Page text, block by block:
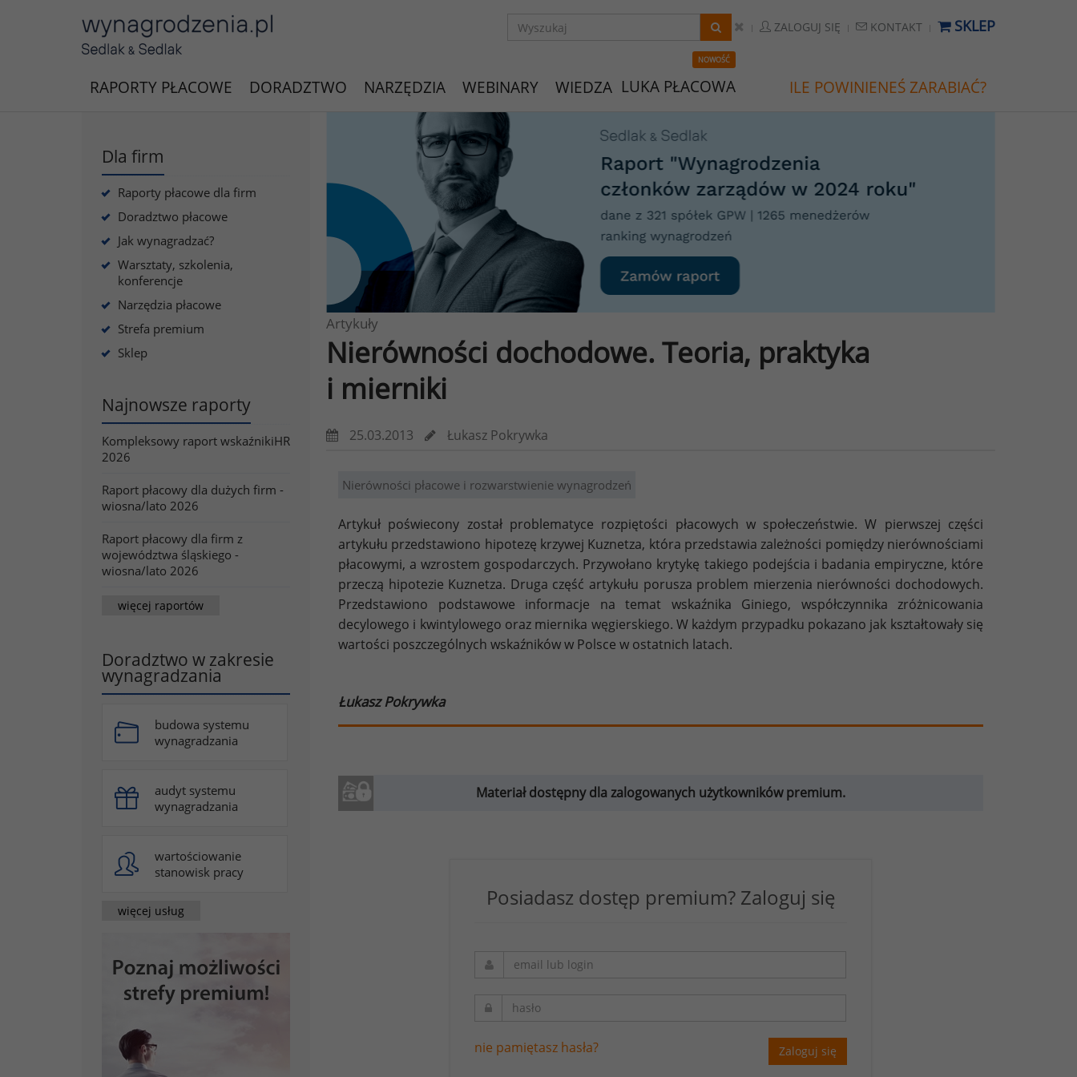
ZALOGUJ SIĘ KONTAKT SKLEP
RAPORTY PŁACOWE DORADZTWO NARZĘDZIA WEBINARY WIEDZA
NOWOŚĆ
LUKA PŁACOWA ILE POWINIENEŚ ZARABIAĆ?
Dla firm
Raporty płacowe dla firm
Doradztwo płacowe
Jak wynagradzać?
Warsztaty, szkolenia,
konferencje
Narzędzia płacowe
Strefa premium
Sklep
Najnowsze raporty
Kompleksowy raport wskaźnikiHR
2026
Raport płacowy dla dużych firm -
wiosna/lato 2026
Raport płacowy dla firm z
województwa śląskiego -
wiosna/lato 2026
więcej raportów
Doradztwo w zakresie
wynagradzania
budowa systemu
wynagradzania
audyt systemu
wynagradzania
wartościowanie
stanowisk pracy
więcej usług
Artykuły
Nierówności dochodowe. Teoria, praktyka
i mierniki
25.03.2013 Łukasz Pokrywka
Nierówności płacowe i rozwarstwienie wynagrodzeń
Artykuł poświecony został problematyce rozpiętości płacowych w społeczeństwie. W pierwszej części
artykułu przedstawiono hipotezę krzywej Kuznetza, która przedstawia zależności pomiędzy nierównościami
płacowymi, a wzrostem gospodarczych. Przywołano krytykę takiego podejścia i badania empiryczne, które
przeczą hipotezie Kuznetza. Druga część artykułu porusza problem mierzenia nierówności dochodowych.
Przedstawiono podstawowe informacje na temat wskaźnika Giniego, współczynnika zróżnicowania
decylowego i kwintylowego oraz miernika węgierskiego. W każdym przypadku pokazano jak kształtowały się
wartości poszczególnych wskaźników w Polsce w ostatnich latach.
Łukasz Pokrywka
Materiał dostępny dla zalogowanych użytkowników premium.
Posiadasz dostęp premium? Zaloguj się
nie pamiętasz hasła? Zaloguj się